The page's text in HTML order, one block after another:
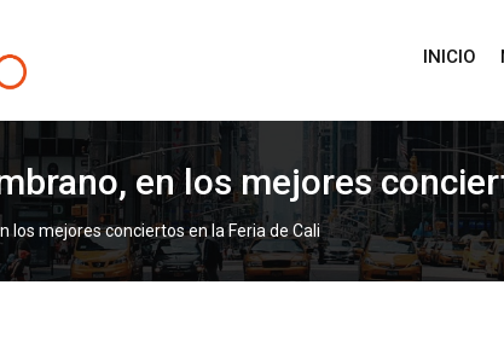
INICIO
en los mejores
mejores conciertos en la Feria de Cali